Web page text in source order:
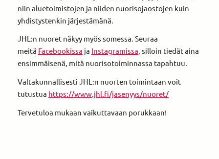
niin aluetoimistojen ja niiden nuorisojaostojen kuin
yhdistystenkin järjestämänä.
JHL:n nuoret näkyy myös somessa. Seuraa
meitä Facebookissa ja Instagramissa, silloin tiedät aina
ensimmäisenä, mitä nuorisotoiminnassa tapahtuu.
Valtakunnallisesti JHL:n nuorten toimintaan voit
tutustua https://www.jhl.fi/jasenyys/nuoret/
Tervetuloa mukaan vaikuttavaan porukkaan!